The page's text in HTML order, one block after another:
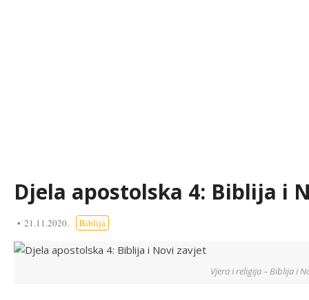
Djela apostolska 4: Biblija i
21.11.2020. Biblija
Vjera i religija – Biblija i